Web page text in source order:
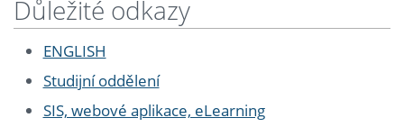
Důležité odkazy
ENGLISH
Studijní oddělení
SIS, webové aplikace, eLearning